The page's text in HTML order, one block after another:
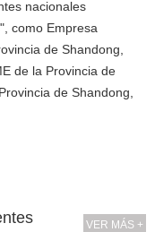
nacionales
como Empresa
de Shandong,
de la Provincia de
de Shandong,
VER MÁS +